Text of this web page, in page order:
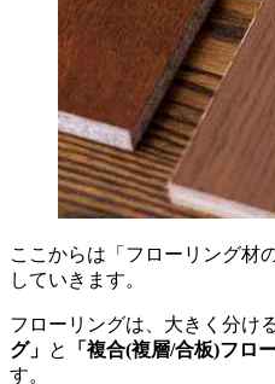
ここからは「フローリング材
していきます。
フローリングは、大きく分け
グ」 と 「複合(複層/合板)フロ
す。